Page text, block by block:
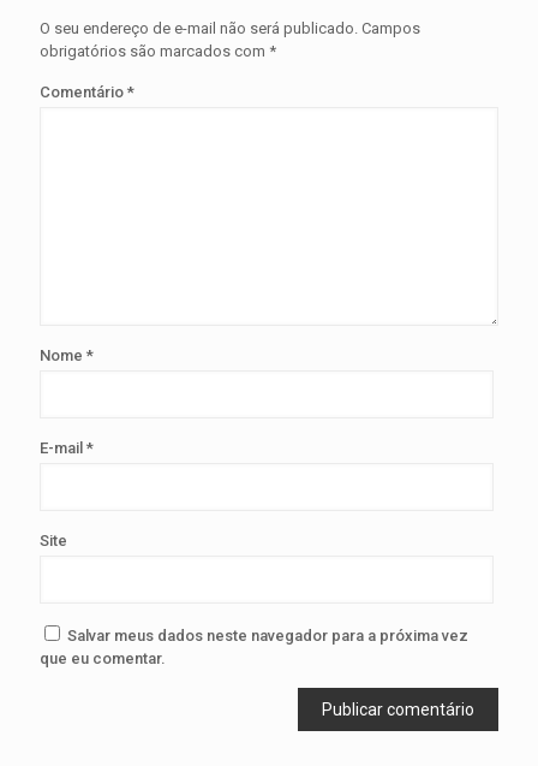
O seu endereço de e-mail não será publicado. Campos
obrigatórios são marcados com *
Comentário *
Nome *
E-mail *
Site
Salvar meus dados neste navegador para a próxima vez
que eu comentar.